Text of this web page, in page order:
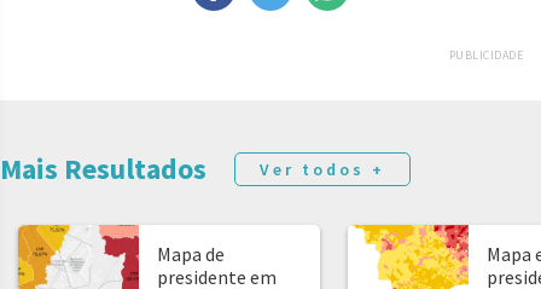
PUBLICIDADE
Mais Resultados Ver todos +
Mapa de
presidente em
Mapa